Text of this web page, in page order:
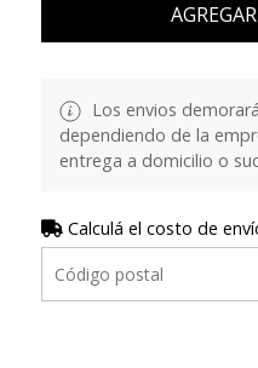
Los envios
dependiendo de la
entrega a domicilio o
Calculá el costo de